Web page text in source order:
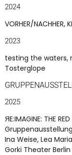
2024
VORHER/
2023
testing the waters,
Tosterglope
2025
ЯE:IMAGINE: THE
Ina Weise, Lea
Gorki Theater Berlin